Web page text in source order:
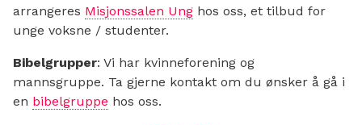
arrangeres Misjonssalen Ung hos oss, et tilbud for
unge voksne / studenter.
Bibelgrupper: Vi har kvinneforening og
mannsgruppe. Ta gjerne kontakt om du ønsker å gå i
en bibelgruppe hos oss.